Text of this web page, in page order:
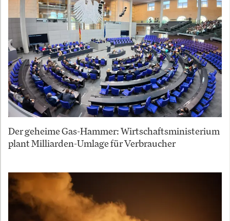
Der geheime Gas-Hammer: Wirtschaftsministerium
plant Milliarden-Umlage für Verbraucher